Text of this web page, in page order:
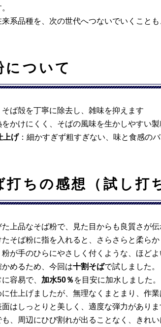
系品種を、次の世代へつないでいくこと
について
そば殻を丁寧に除去し、雑味を抑えます
をかけにくく、そばの風味を生かしやすい
上げ：細かすぎず粗すぎない、味と食感の
打ちの感想（試し打
上品なそば粉で、見た目からも良質さが伝
そば粉に指を入れると、さらさらと柔ら
が手のひらにやさしく付くような、ほどよ
めるため、今回は十割そばで試しました。
容易で、 加水50％ を目安に加水しました。
仕上げましたが、無理なくまとまり、作業
はしっとりと美しく、適度な弾力がありま
、周辺にひび割れが出ることなく、きれい